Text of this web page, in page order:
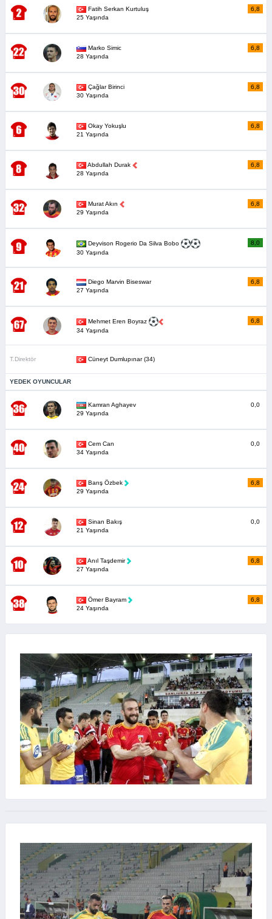
Fatih Serkan Kurtuluş
25 Yaşında
6,8
Marko Simic
28 Yaşında
6,8
Çağlar Birinci
30 Yaşında
6,8
Okay Yokuşlu
21 Yaşında
6,8
Abdullah Durak
28 Yaşında
6,8
Murat Akın
29 Yaşında
6,8
Deyvison Rogerio Da Silva Bobo
30 Yaşında
8,0
Diego Marvin Biseswar
27 Yaşında
6,8
Mehmet Eren Boyraz
34 Yaşında
6,8
T.Direktör Cüneyt Dumlupınar (34)
YEDEK OYUNCULAR
Kamran Aghayev
29 Yaşında
0,0
Cem Can
34 Yaşında
0,0
Barış Özbek
29 Yaşında
6,8
Sinan Bakış
21 Yaşında
0,0
Anıl Taşdemir
27 Yaşında
6,8
Ömer Bayram
24 Yaşında
6,8